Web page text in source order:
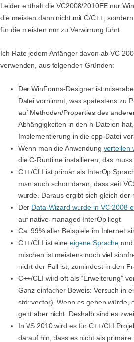
Leider enthält die VC2008/2010EE nur
die meisten dann nicht mit C/C++,
für die meisten nur zu Verwirrung führt.
Ich Rate jedem Anfänger davon ab VC
verwenden, aus folgenden Gründen:
Der WinForms-Designer ist
Datei vornimmt, was spätestens zu
auf Methoden/Properties des
Abhängigkeiten in den h-Dateien
Implementierung in die cpp-Datei
Wenn man die Anwendung verteilen
die C-Runtime installieren; das
C++/CLI ist primär als InterOp
man auch schon daran, dass seit
wurde. Daraus ergibt sich gleich der
Der Data-Wizard wurde in VC 2008
auf native-managed InterOp liegt
Ca. 99% aller Beispiele im Internet
C++/CLI ist eine eigene Sprache
mischen ist meistens noch viel
nicht der Fall ist; zumindest in den
C++/CLI wird oft als “Erweiterung”
Ganz einfacher Beweis: Versuch in
std::vector). Wenn es gehen würde,
geht aber nicht. Deshalb sind es
In VS 2010 wird es für C++/CLI
darauf hin, dass es nicht als